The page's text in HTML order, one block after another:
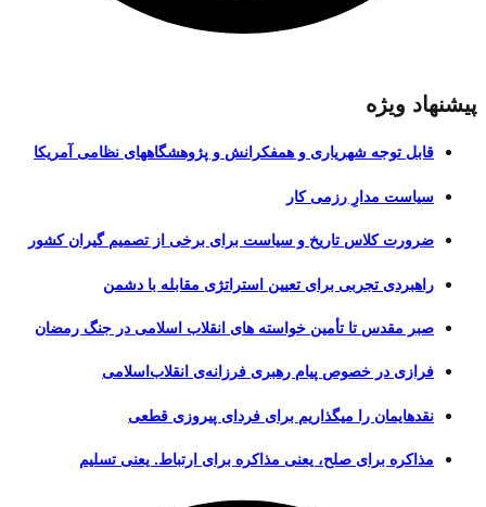
پیشنهاد ویژه
قابل توجه شهریاری و همفکرانش و پژوهشگاههای نظامی آمریکا
سیاست مدارِ رزمی کار
ضرورت کلاس تاریخ و سیاست برای برخی از تصمیم گیران کشور
راهبردی تجربی برای تعیین استراتژی مقابله با دشمن
صبر مقدس تا تأمین خواسته های انقلاب اسلامی در جنگ رمضان
فرازی در خصوص پیام رهبری فرزانه‌ی انقلاب‌اسلامی
نقدهایمان را میگذاریم برای فردای پیروزی قطعی
مذاکره برای صلح، یعنی مذاکره برای ارتباط. یعنی تسلیم